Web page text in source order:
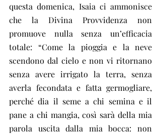
questa domenica, Isaia ci ammonisce
che la Divina Provvidenza non
promuove nulla senza un’efficacia
totale: “Come la pioggia e la neve
scendono dal cielo e non vi ritornano
senza avere irrigato la terra, senza
averla fecondata e fatta germogliare,
perché dia il seme a chi semina e il
pane a chi mangia, così sarà della mia
parola uscita dalla mia bocca: non